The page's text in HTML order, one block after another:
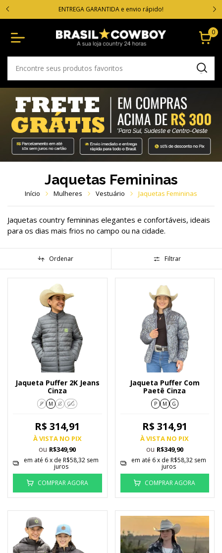
ENTREGA GARANTIDA e envio rápido!
0
Jaquetas Femininas
Início Mulheres Vestuário Jaquetas Femininas
Jaquetas country femininas elegantes e confortáveis, ideais
para os dias mais frios no campo ou na cidade.
Ordenar Filtrar
Jaqueta Puffer 2K Jeans
Cinza
P M G GG
R$ 314,91
À VISTA NO PIX
ou R$349,90
em até 6x deR$58,32 sem
juros
COMPRAR AGORA
Jaqueta Puffer Com
Paetê Cinza
P M G
R$ 314,91
À VISTA NO PIX
ou R$349,90
em até 6x de R$58,32 sem
juros
COMPRAR AGORA